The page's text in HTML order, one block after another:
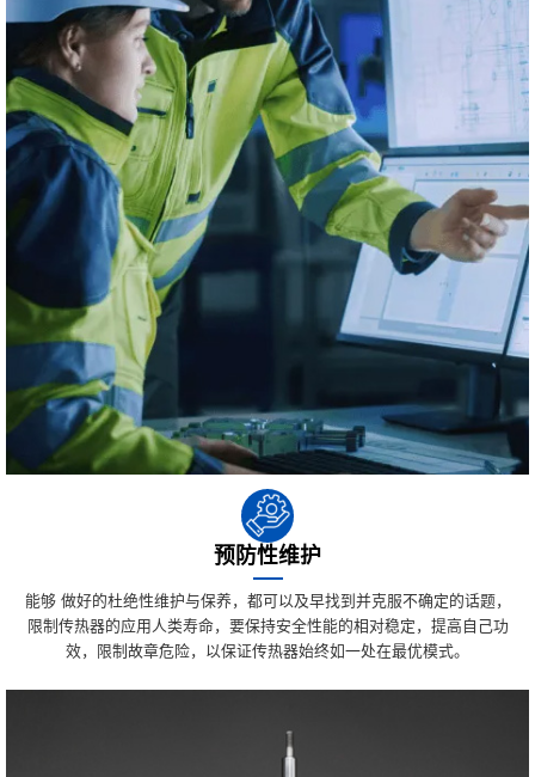
预防性维护
能够 做好的杜绝性维护与保养，都可以及早找到并克服不确定的话题，
限制传热器的应用人类寿命，要保持安全性能的相对稳定，提高自己功
效，限制故章危险，以保证传热器始终如一处在最优模式。